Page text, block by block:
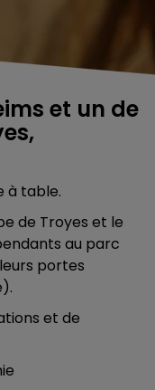
et un de
à table.
de Troyes et le
au parc
portes
et de